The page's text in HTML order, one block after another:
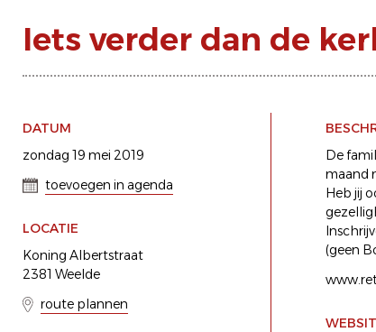
Iets verder dan de
DATUM
zondag 19 mei 2019
toevoegen in agenda
LOCATIE
Koning Albertstraat
2381 Weelde
route plannen
De
maand
Heb jij
(geen